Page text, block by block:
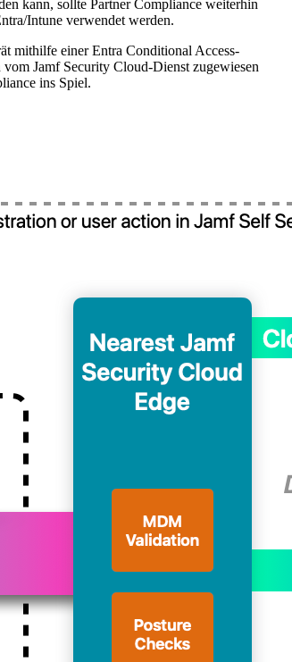
kann, sollte Partner Compliance weiterhin
Intune verwendet werden.
mithilfe einer Entra Conditional Access-
Jamf Security Cloud-Dienst zugewiesen
ins Spiel.